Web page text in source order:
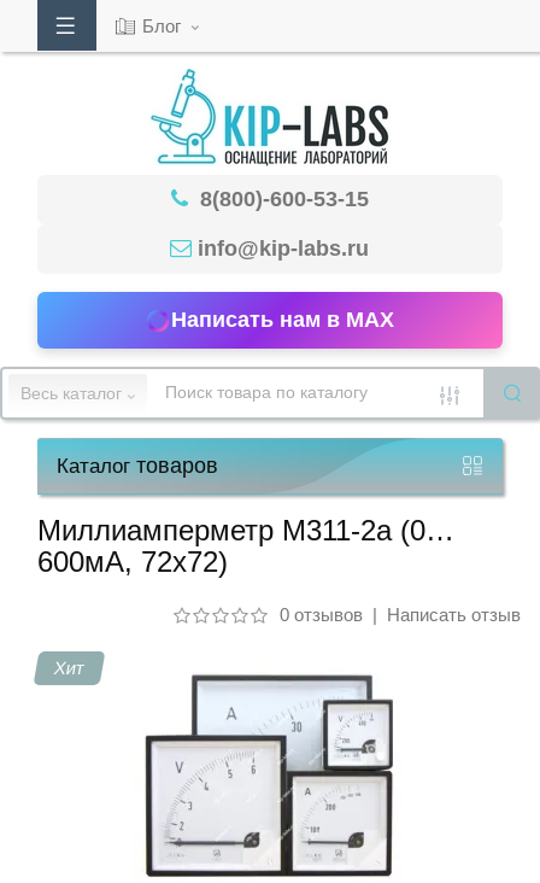
53-
15
работы
Блог
8(800)-600-53-15
info@kip-labs.ru
Написать нам в MAX
Весь каталог
Каталогтоваров
Миллиамперметр М311-2а (0…
600мА, 72х72)
0 отзывов| Написать отзыв
Хит